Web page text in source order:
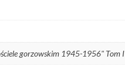
gorzowskim 1945-1956" Tom I